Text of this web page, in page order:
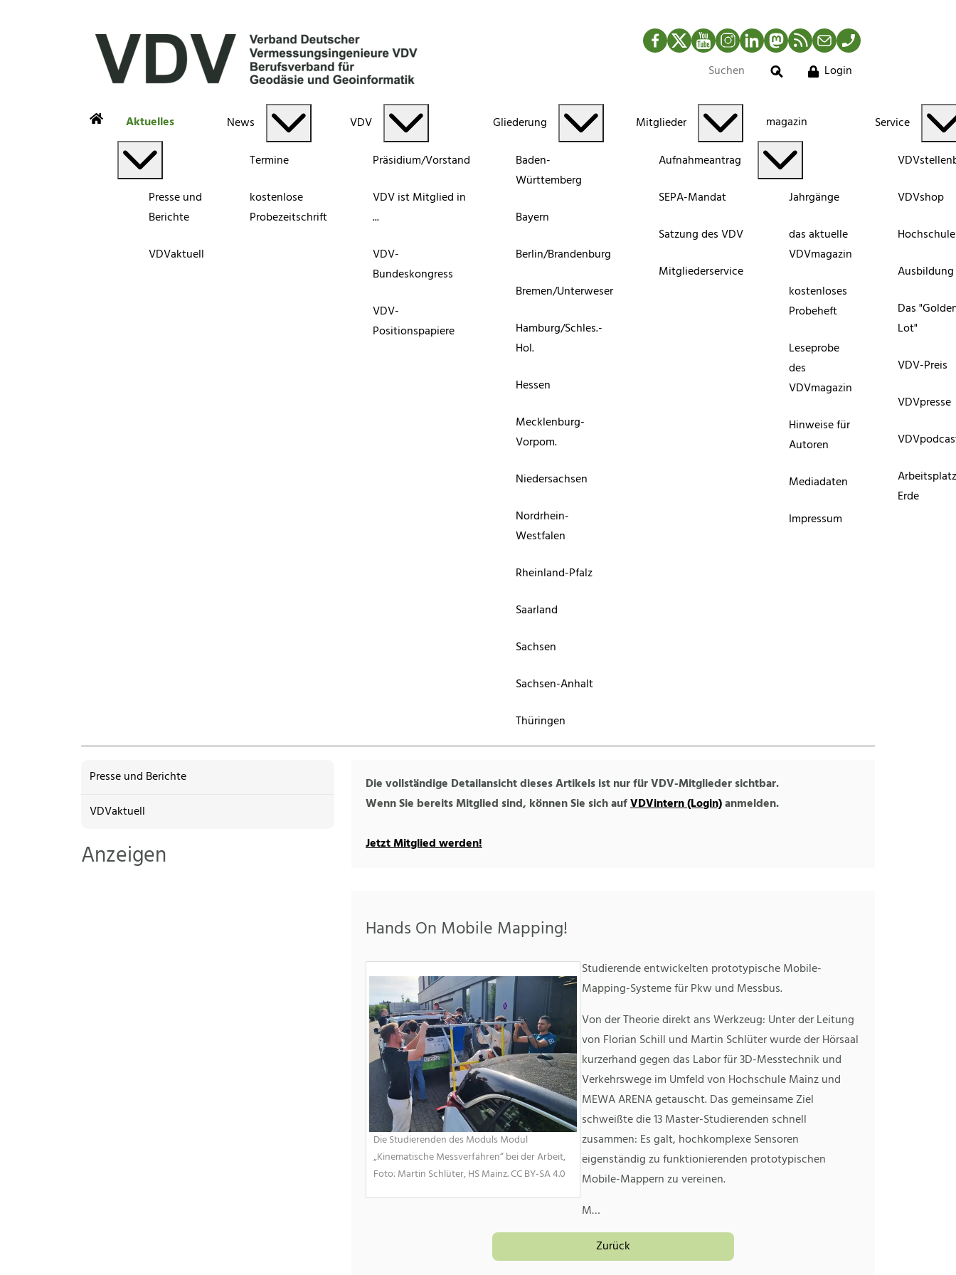
Facebook
TwitterYouTubeInstagram
LinkedInMastodonRSS-Newsfeed
MailTelefon
Suche
Login
Aktuelles
Presse und
Berichte
VDVaktuell
News
Termine
kostenlose
Probezeitschrift
VDV
Präsidium/Vorstand
VDV ist Mitglied in
...
VDV-
Bundeskongress
VDV-
Positionspapiere
Gliederung
Baden-
Württemberg
Bayern
Berlin/Brandenburg
Bremen/Unterweser
Hamburg/Schles.-
Hol.
Hessen
Mecklenburg-
Vorpom.
Niedersachsen
Nordrhein-
Westfalen
Rheinland-Pfalz
Saarland
Sachsen
Sachsen-Anhalt
Thüringen
Mitglieder
Aufnahmeantrag
SEPA-Mandat
Satzung des VDV
Mitgliederservice
magazin
Jahrgänge
das aktuelle
VDVmagazin
kostenloses
Probeheft
Leseprobe
des
VDVmagazin
Hinweise für
Autoren
Mediadaten
Impressum
Service
VDVshop
Ausbildung
Das
Lot"
VDV-Preis
VDVpresse
Erde
Presse und Berichte
VDVaktuell
Anzeigen
Die vollständige Detailansicht dieses Artikels ist nur für VDV-Mitglieder sichtbar.
Wenn Sie bereits Mitglied sind, können Sie sich aufVDVintern (Login)anmelden.
Jetzt Mitglied werden!
Hands On Mobile Mapping!
Die Studierenden des Moduls Modul
„Kinematische Messverfahren“ bei der Arbeit,
Foto: Martin Schlüter, HS Mainz. CC BY-SA 4.0
Studierende entwickelten prototypische Mobile-
Mapping-Systeme für Pkw und Messbus.
Von der Theorie direkt ans Werkzeug: Unter der Leitung
von Florian Schill und Martin Schlüter wurde der Hörsaal
kurzerhand gegen das Labor für 3D-Messtechnik und
Verkehrswege im Umfeld von Hochschule Mainz und
MEWA ARENA getauscht. Das gemeinsame Ziel
schweißte die 13 Master-Studierenden schnell
zusammen: Es galt, hochkomplexe Sensoren
eigenständig zu funktionierenden prototypischen
Mobile-Mappern zu vereinen.
M…
Zurück